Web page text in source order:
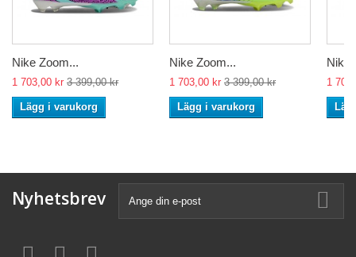
Nike Zoom...
1 703,00 kr 3 399,00 kr
Lägg i varukorg
Nike Zoom...
1 703,00 kr 3 399,00 kr
Lägg i varukorg
Nike
1
Nyhetsbrev